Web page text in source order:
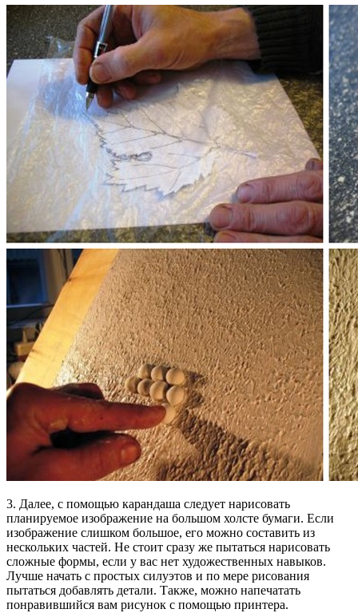
3. Далее, с помощью карандаша следует нарисовать
планируемое изображение на большом холсте бумаги. Если
изображение слишком большое, его можно составить из
нескольких частей. Не стоит сразу же пытаться нарисовать
сложные формы, если у вас нет художественных навыков.
Лучше начать с простых силуэтов и по мере рисования
пытаться добавлять детали. Также, можно напечатать
понравившийся вам рисунок с помощью принтера.